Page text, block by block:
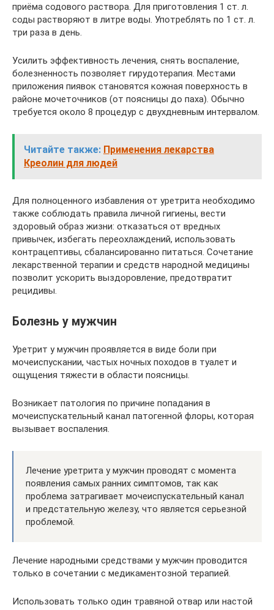
приёма содового раствора. Для приготовления 1 ст. л.
соды растворяют в литре воды. Употреблять по 1 ст. л.
три раза в день.
Усилить эффективность лечения, снять воспаление,
болезненность позволяет гирудотерапия. Местами
приложения пиявок становятся кожная поверхность в
районе мочеточников (от поясницы до паха). Обычно
требуется около 8 процедур с двухдневным интервалом.
Читайте также: Применения лекарства
Креолин для людей
Для полноценного избавления от уретрита необходимо
также соблюдать правила личной гигиены, вести
здоровый образ жизни: отказаться от вредных
привычек, избегать переохлаждений, использовать
контрацептивы, сбалансированно питаться. Сочетание
лекарственной терапии и средств народной медицины
позволит ускорить выздоровление, предотвратит
рецидивы.
Болезнь у мужчин
Уретрит у мужчин проявляется в виде боли при
мочеиспускании, частых ночных походов в туалет и
ощущения тяжести в области поясницы.
Возникает патология по причине попадания в
мочеиспускательный канал патогенной флоры, которая
вызывает воспаления.
Лечение уретрита у мужчин проводят с момента
появления самых ранних симптомов, так как
проблема затрагивает мочеиспускательный канал
и предстательную железу, что является серьезной
проблемой.
Лечение народными средствами у мужчин проводится
только в сочетании с медикаментозной терапией.
Использовать только один травяной отвар или настой